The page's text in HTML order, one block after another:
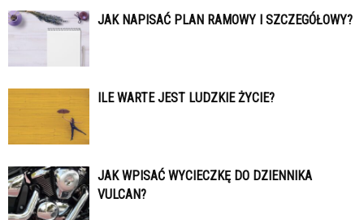
JAK NAPISAĆ PLAN RAMOWY I SZCZEGÓŁOWY?
ILE WARTE JEST LUDZKIE ŻYCIE?
JAK WPISAĆ WYCIECZKĘ DO DZIENNIKA
VULCAN?